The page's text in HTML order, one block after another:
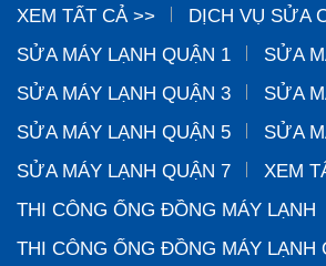
XEM TẤT CẢ >>
DỊCH VỤ SỬA
SỬA MÁY LẠNH QUẬN 1
SỬA
SỬA MÁY LẠNH QUẬN 3
SỬA
SỬA MÁY LẠNH QUẬN 5
SỬA
SỬA MÁY LẠNH QUẬN 7
XEM
THI CÔNG ỐNG ĐỒNG MÁY LẠNH
THI CÔNG ỐNG ĐỒNG MÁY LẠNH